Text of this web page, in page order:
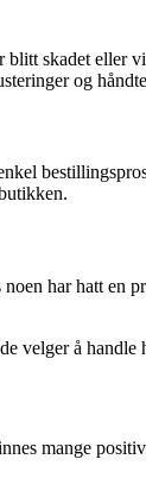
skadet eller
og
har hatt en
velger å handle
mange